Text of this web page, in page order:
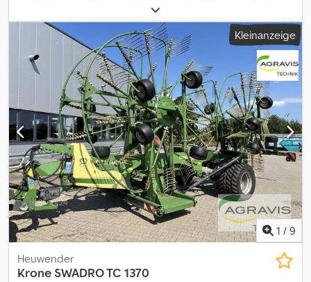
040 Elektrische Bedienbox 050 Schwadtuch 060 Beleuchtung
070 Ohne Gelenkwelle 080 3 Kreisel Seitenschwader 090
Hydraulische Klappung,
Kleinanzeige
1 / 9
Heuwender
Krone SWADRO TC 1370